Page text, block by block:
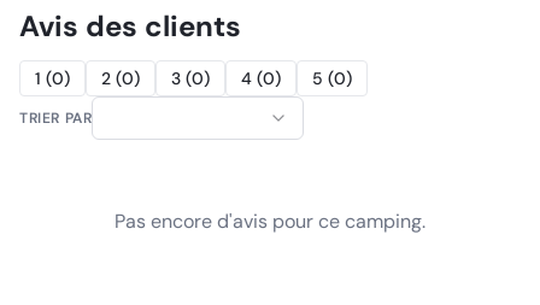
Avis des clients
1 (0) 2 (0) 3 (0) 4 (0) 5 (0)
TRIER PAR
Pas encore d'avis pour ce camping.